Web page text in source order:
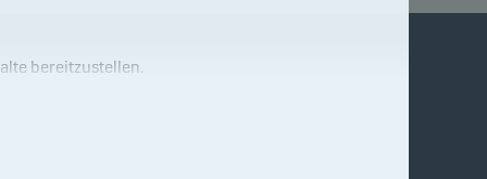
bereitzustellen.